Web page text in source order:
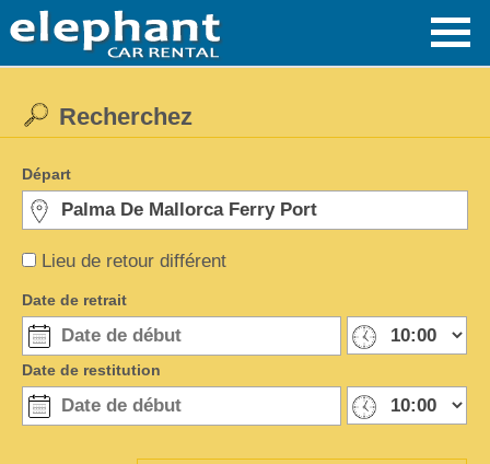
Lieu de retour différent
Recherchez
Départ
Date de retrait
Date de restitution